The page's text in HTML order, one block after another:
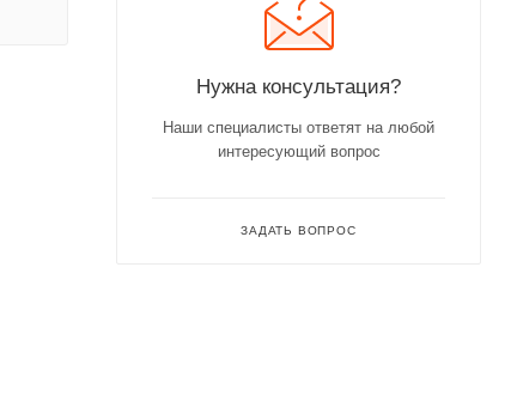
Нужна консультация?
Наши специалисты ответят на любой
интересующий вопрос
ЗАДАТЬ ВОПРОС